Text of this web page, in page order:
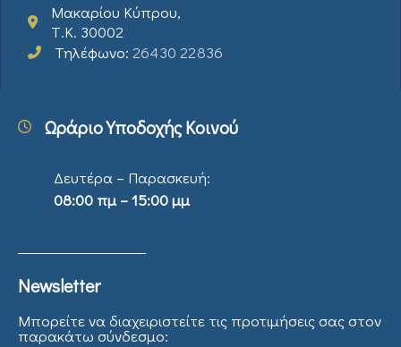
Μακαρίου Κύπρου,
Τ.Κ. 30002
Τηλέφωνο: 26430 22836
Ωράριο Υποδοχής Κοινού
Δευτέρα – Παρασκευή:
08:00 πμ – 15:00 μμ
Newsletter
Μπορείτε να διαχειριστείτε τις προτιμήσεις σας στον
παρακάτω σύνδεσμο: